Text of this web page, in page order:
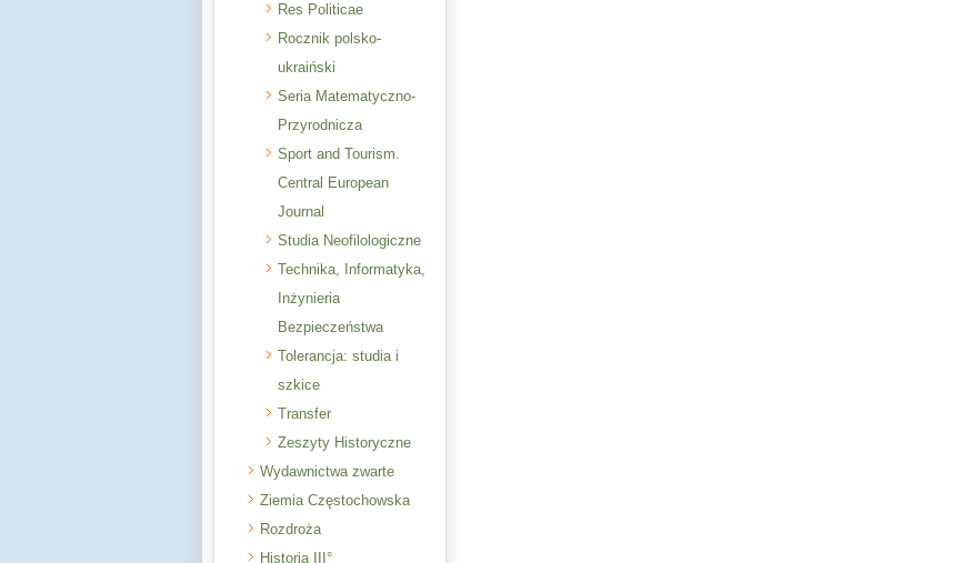
Res Politicae
Rocznik polsko-
ukraiński
Seria Matematyczno-
Przyrodnicza
Sport and Tourism.
Central European
Journal
Studia Neofilologiczne
Technika, Informatyka,
Inżynieria
Bezpieczeństwa
Tolerancja: studia i
szkice
Transfer
Zeszyty Historyczne
Wydawnictwa zwarte
Ziemia Częstochowska
Rozdroża
Historia III°